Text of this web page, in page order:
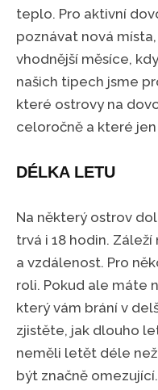
teplo. Pro aktivní
poznávat nová
vhodnější měsíce,
našich tipech jsme
které ostrovy na
celoročně a které
DÉLKA LETU
Na některý ostrov
trvá i 18 hodin.
a vzdálenost. Pro
roli. Pokud ale máte
který vám brání v
zjistěte, jak dlouho
neměli letět déle než
být značně omezující.